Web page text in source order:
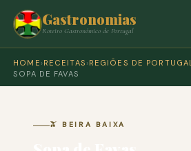
Gastronomias
Roteiro Gastronómico de Portugal
HOME › RECEITAS › REGIÕES DE PORTUGAL
SOPA DE FAVAS
🫒 BEIRA BAIXA